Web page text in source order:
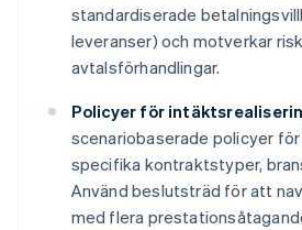
standardiserade
leveranser) och motverkar
avtalsförhandlingar.
Policyer för
scenariobaserade policyer
specifika kontraktstyper,
Använd beslutsträd för att
med flera